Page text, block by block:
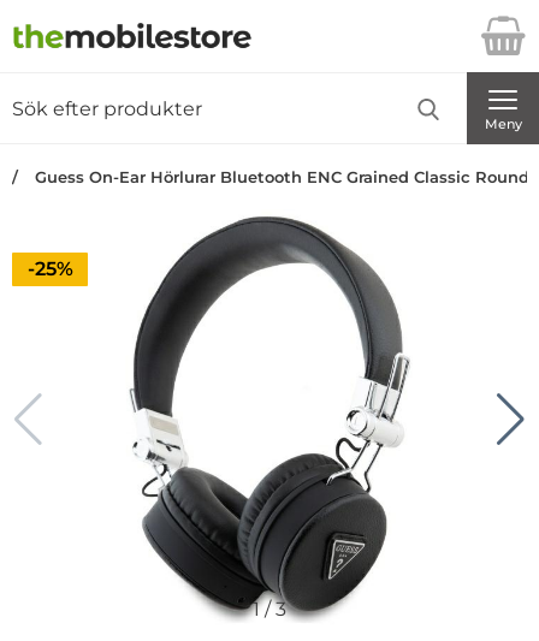
Startsidan för Danira Telecom AB
Meny
Guess On-Ear Hörlurar Bluetooth ENC Grained Classic Round
Priset är nedsatt med
-25%
1/3